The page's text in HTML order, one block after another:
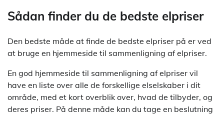
Sådan finder du de bedste elpriser
Den bedste måde at finde de bedste elpriser på er ved
at bruge en hjemmeside til sammenligning af elpriser.
En god hjemmeside til sammenligning af elpriser vil
have en liste over alle de forskellige elselskaber i dit
område, med et kort overblik over, hvad de tilbyder, og
deres priser. På denne måde kan du tage en beslutning